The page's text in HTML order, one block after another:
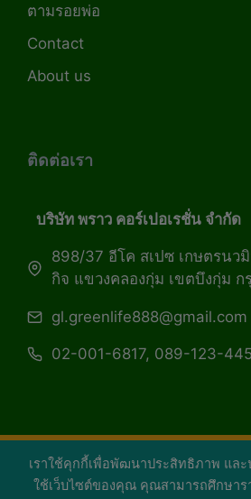
เราใช้คุกกี้เพื่อพัฒนาประสิทธิภาพ แล
ใช้เว็บไซต์ของคุณ คุณสามารถศึกษาร
ตามรอยพ่อ
Contact
About us
ติดต่อเรา
บริษัท พราว คอร์เปอเรชั่น จำกัด
898/37 อีโค สเปซ เกษตรนว
กิจ แขวงคลองกุ่ม เขตบึงกุ่ม ก
gl.greenlife888@gmail.com
02-001-6817, 089-123-
Copyright 2026 — Green